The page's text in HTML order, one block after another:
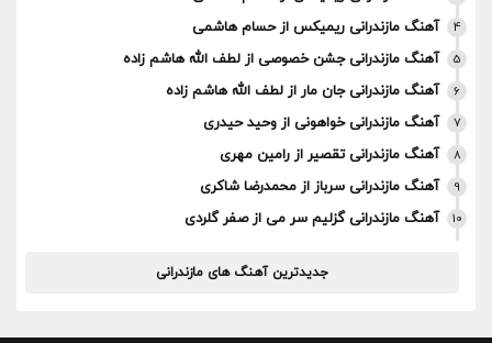
4 آهنگ مازندرانی ریمیکس از حسام هاشمی
5 آهنگ مازندرانی جشن خصوصی از لطف الله هاشم زاده
6 آهنگ مازندرانی جان مار از لطف الله هاشم زاده
7 آهنگ مازندرانی خواهونی از وحید حیدری
8 آهنگ مازندرانی تقصیر از رامین مهری
9 آهنگ مازندرانی سرباز از محمدرضا شاکری
10 آهنگ مازندرانی گزلیم سر می از صفر گلردی
جدیدترین آهنگ های مازندرانی